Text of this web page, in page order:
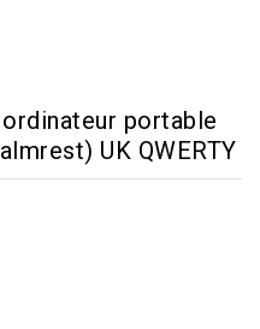
portable
UK QWERTY